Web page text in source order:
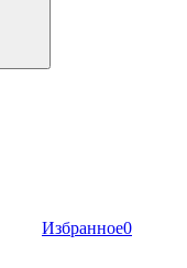
Избранное0